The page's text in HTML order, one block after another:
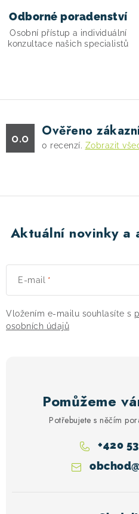
p
s
Odborné poradenství
Osobní přístup a individuální
konzultace našich specialistů
0.0 Ověřeno
0 recenzí. Zobrazit
Aktuální novinky a
E-mail
Vložením e-mailu souhlasíte s
osobních údajů
Pomůžeme
Potřebujete s něčím
obchod
+420